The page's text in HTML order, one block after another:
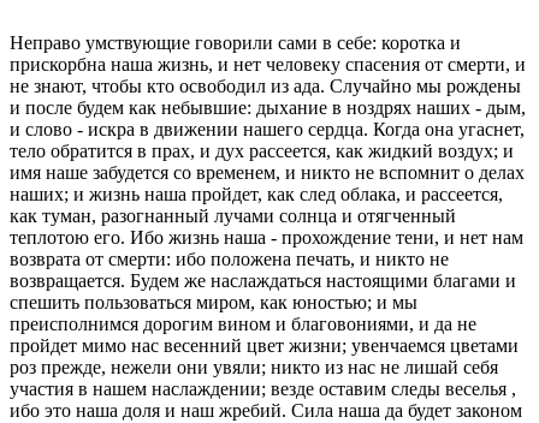
Неправо умствующие говорили сами в себе: коротка и
прискорбна наша жизнь, и нет человеку спасения от смерти, и
не знают, чтобы кто освободил из ада. Случайно мы рождены
и после будем как небывшие: дыхание в ноздрях наших - дым,
и слово - искра в движении нашего сердца. Когда она угаснет,
тело обратится в прах, и дух рассеется, как жидкий воздух; и
имя наше забудется со временем, и никто не вспомнит о делах
наших; и жизнь наша пройдет, как след облака, и рассеется,
как туман, разогнанный лучами солнца и отягченный
теплотою его. Ибо жизнь наша - прохождение тени, и нет нам
возврата от смерти: ибо положена печать, и никто не
возвращается. Будем же наслаждаться настоящими благами и
спешить пользоваться миром, как юностью; и мы
преисполнимся дорогим вином и благовониями, и да не
пройдет мимо нас весенний цвет жизни; увенчаемся цветами
роз прежде, нежели они увяли; никто из нас не лишай себя
участия в нашем наслаждении; везде оставим следы веселья ,
ибо это наша доля и наш жребий. Сила наша да будет законом